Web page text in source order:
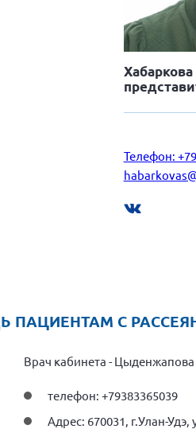
Телефон:
С
Врач кабинета -
телефон: +79383365039
Адрес: 670031, г.Улан-Удэ,